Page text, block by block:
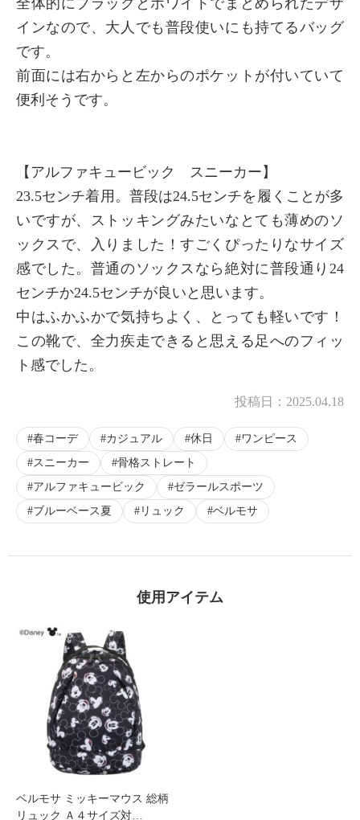
インなので、大人でも普段使いにも持てるバッグ
です。
前面には右からと左からのポケットが付いていて
便利そうです。
【アルファキュービック スニーカー】
23.5センチ着用。普段は24.5センチを履くことが多
いですが、ストッキングみたいなとても薄めのソ
ックスで、入りました！すごくぴったりなサイズ
感でした。普通のソックスなら絶対に普段通り24
センチか24.5センチが良いと思います。
中はふかふかで気持ちよく、とっても軽いです！
この靴で、全力疾走できると思える足へのフィッ
ト感でした。
投稿日： 2025.04.18
春コーデ カジュアル 休日
ワンピース
スニーカー
骨格ストレート
アルファキュービック
ゼラールスポーツ
ブルーベース夏
リュック ベルモサ
使用アイテム
ベルモサ ミッキーマウス 総柄
リュック Ａ４サイズ対…